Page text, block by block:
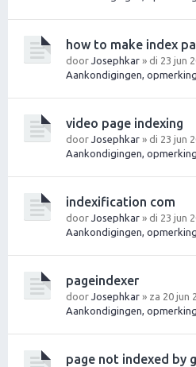
how to make index
door Josephkar » di 23 jun
Aankondigingen,
video page indexing
door Josephkar » di 23 jun
Aankondigingen,
indexification com
door Josephkar » di 23 jun
Aankondigingen,
pageindexer
door Josephkar » za 20 jun
Aankondigingen,
page not indexed by